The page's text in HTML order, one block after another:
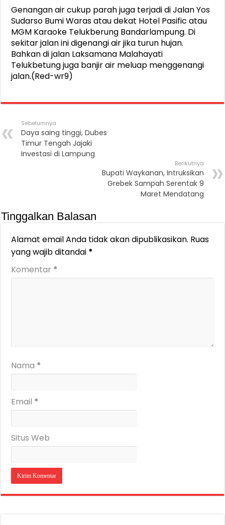
Genangan air cukup parah juga terjadi di Jalan Yos
Sudarso Bumi Waras atau dekat Hotel Pasific atau
MGM Karaoke Telukberung Bandarlampung. Di
sekitar jalan ini digenangi air jika turun hujan.
Bahkan di jalan Laksamana Malahayati
Telukbetung juga banjir air meluap menggenangi
jalan.(Red-wr9)
Sebelumnya
Daya saing tinggi, Dubes
Timur Tengah Jajaki
Investasi di Lampung
Berikutnya
Bupati Waykanan, Intruksikan
Grebek Sampah Serentak 9
Maret Mendatang
Tinggalkan Balasan
Alamat email Anda tidak akan dipublikasikan. Ruas
yang wajib ditandai *
Komentar *
Nama *
Email *
Situs Web